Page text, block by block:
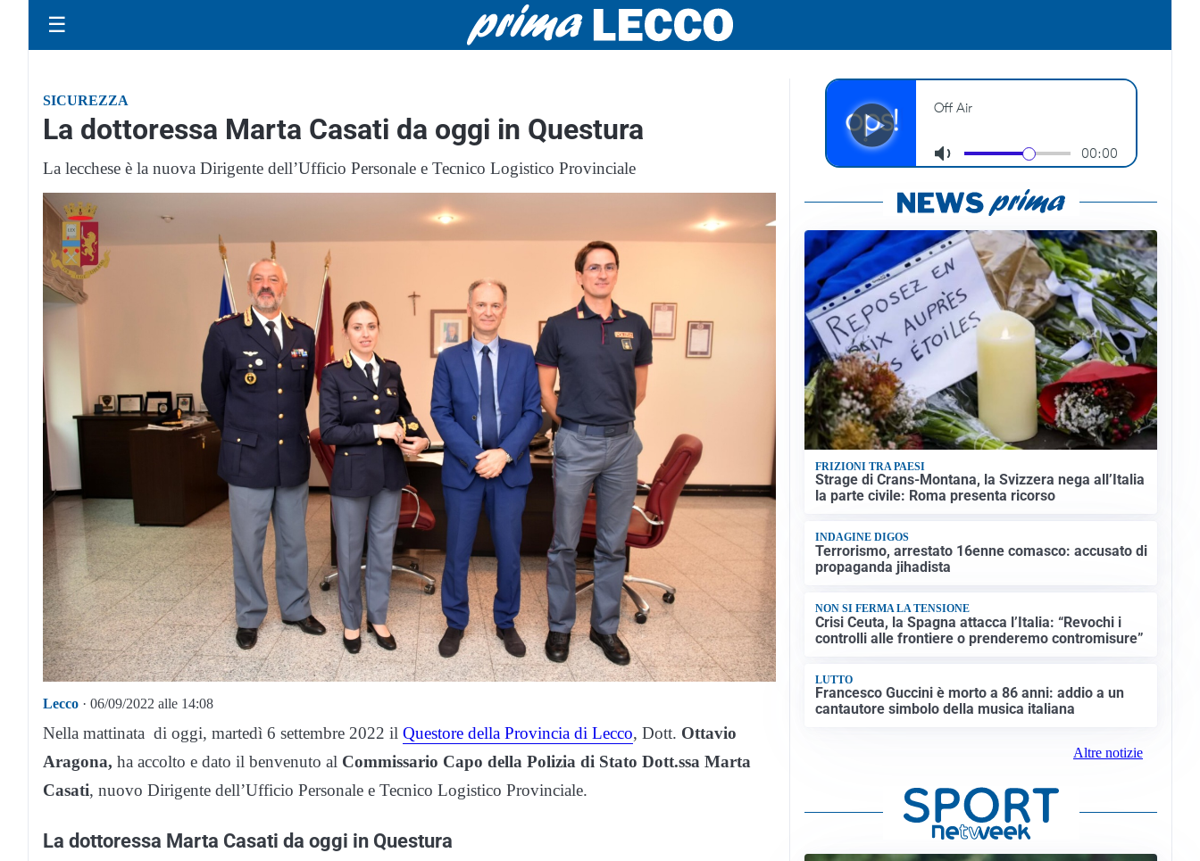
☰
SICUREZZA
La dottoressa Marta Casati da oggi in Questura
La lecchese è la nuova Dirigente dell’Ufficio Personale e Tecnico Logistico Provinciale
Lecco · 06/09/2022 alle 14:08
Nella mattinata di oggi, martedì 6 settembre 2022 il Questore della Provincia di Lecco, Dott. Ottavio
Aragona, ha accolto e dato il benvenuto al Commissario Capo della Polizia di Stato Dott.ssa Marta
Casati, nuovo Dirigente dell’Ufficio Personale e Tecnico Logistico Provinciale.
La dottoressa Marta Casati da oggi in Questura
FRIZIONI TRA PAESI
Strage di Crans-Montana, la Svizzera nega all’Italia
la parte civile: Roma presenta ricorso
INDAGINE DIGOS
Terrorismo, arrestato 16enne comasco: accusato di
propaganda jihadista
NON SI FERMA LA TENSIONE
Crisi Ceuta, la Spagna attacca l’Italia: “Revochi i
controlli alle frontiere o prenderemo contromisure”
LUTTO
Francesco Guccini è morto a 86 anni: addio a un
cantautore simbolo della musica italiana
Altre notizie